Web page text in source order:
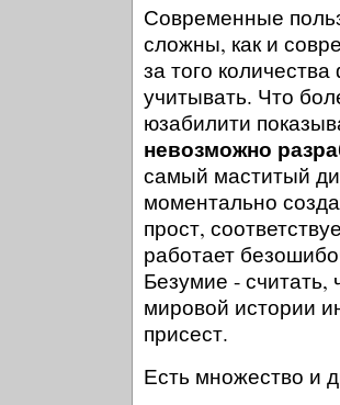
Современные
сложны, как и
за того
учитывать. Что
юзабилити
невозможно
самый маститый
моментально
прост,
работает
Безумие - считать,
мировой истории
присест.
Есть множество и